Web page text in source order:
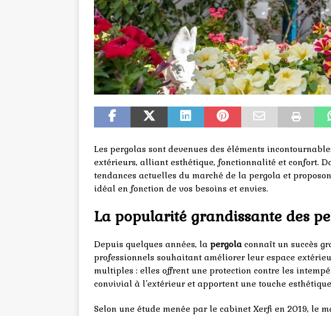
Les pergolas sont devenues des éléments
extérieurs, alliant esthétique, fonctionnalité et confort.
tendances actuelles du marché de la pergola et
idéal en fonction de vos besoins et envies.
La popularité grandissante des
Depuis quelques années, la pergola connaît un succès
professionnels souhaitant améliorer leur espace
multiples : elles offrent une protection contre les
convivial à l’extérieur et apportent une touche
Selon une étude menée par le cabinet Xerfi en 2019, le